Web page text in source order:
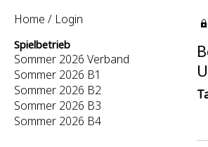
Home / Login
Spielbetrieb
Sommer 2026 Verband
Sommer 2026 B1
Sommer 2026 B2
Sommer 2026 B3
Sommer 2026 B4